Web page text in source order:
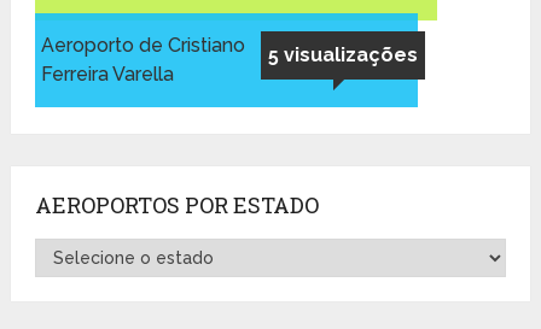
5 visualizações
Aeroporto de Cristiano
Ferreira Varella
AEROPORTOS POR ESTADO
Aeroportos
por